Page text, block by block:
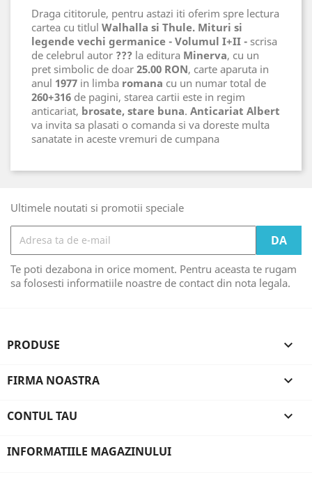
Draga cititorule, pentru astazi iti oferim spre lectura
cartea cu titlul Walhalla si Thule. Mituri si
legende vechi germanice - Volumul I+II - scrisa
de celebrul autor ??? la editura Minerva, cu un
pret simbolic de doar 25.00 RON, carte aparuta in
anul 1977 in limba romana cu un numar total de
260+316 de pagini, starea cartii este in regim
anticariat, brosate, stare buna. Anticariat Albert
va invita sa plasati o comanda si va doreste multa
sanatate in aceste vremuri de cumpana
Ultimele noutati si promotii speciale
Te poti dezabona in orice moment. Pentru aceasta te rugam
sa folosesti informatiile noastre de contact din nota legala.
PRODUSE 
FIRMA NOASTRA 
CONTUL TAU 
INFORMATIILE MAGAZINULUI